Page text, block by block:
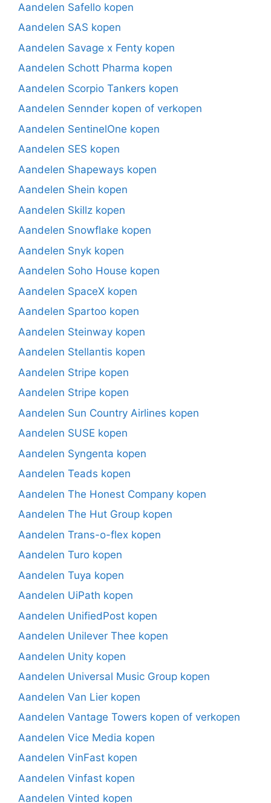
Aandelen Safello kopen
Aandelen SAS kopen
Aandelen Savage x Fenty kopen
Aandelen Schott Pharma kopen
Aandelen Scorpio Tankers kopen
Aandelen Sennder kopen of verkopen
Aandelen SentinelOne kopen
Aandelen SES kopen
Aandelen Shapeways kopen
Aandelen Shein kopen
Aandelen Skillz kopen
Aandelen Snowflake kopen
Aandelen Snyk kopen
Aandelen Soho House kopen
Aandelen SpaceX kopen
Aandelen Spartoo kopen
Aandelen Steinway kopen
Aandelen Stellantis kopen
Aandelen Stripe kopen
Aandelen Stripe kopen
Aandelen Sun Country Airlines kopen
Aandelen SUSE kopen
Aandelen Syngenta kopen
Aandelen Teads kopen
Aandelen The Honest Company kopen
Aandelen The Hut Group kopen
Aandelen Trans-o-flex kopen
Aandelen Turo kopen
Aandelen Tuya kopen
Aandelen UiPath kopen
Aandelen UnifiedPost kopen
Aandelen Unilever Thee kopen
Aandelen Unity kopen
Aandelen Universal Music Group kopen
Aandelen Van Lier kopen
Aandelen Vantage Towers kopen of verkopen
Aandelen Vice Media kopen
Aandelen VinFast kopen
Aandelen Vinfast kopen
Aandelen Vinted kopen